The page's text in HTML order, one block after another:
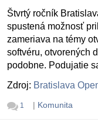
Štvrtý ročník
spustená možnosť
zameriava na témy
softvéru, otvorených
podobne. Podujatie
Zdroj: Bratislava
1 | Komunita